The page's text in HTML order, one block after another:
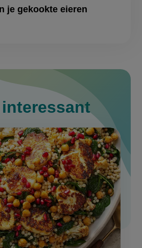
je gekookte eieren